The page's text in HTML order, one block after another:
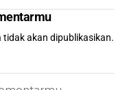
tidak akan dipublikasikan.